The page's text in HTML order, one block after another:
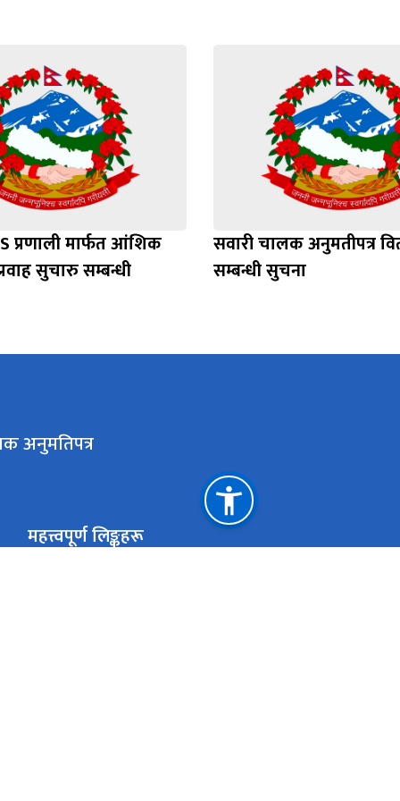
प्रणाली मार्फत आंशिक
सुचारु सम्बन्धी
सवारी चालक अनुमतीपत्र
सम्बन्धी सुचना
अनुमतिपत्र
महत्त्वपूर्ण लिङ्कहरू